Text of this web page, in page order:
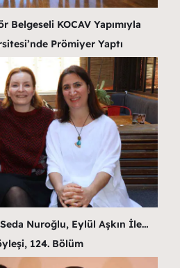
Belgeseli KOCAV Yapımıyla
Prömiyer Yaptı
Nuroğlu, Eylül Aşkın İle…
124. Bölüm